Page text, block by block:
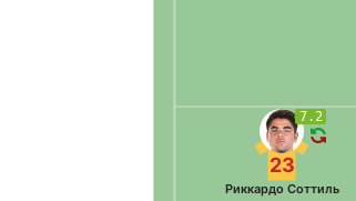
7.2
23
Риккардо Соттиль